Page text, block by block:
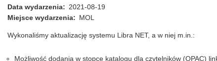
aktualizacja
20.3
Data wydarzenia
2021-08-19
Miejsce wydarzenia
MOL
Wykonaliśmy aktualizację systemu Libra NET, a w niej m.in.:
Możliwość dodania w stopce katalogu dla czytelników (OPAC)